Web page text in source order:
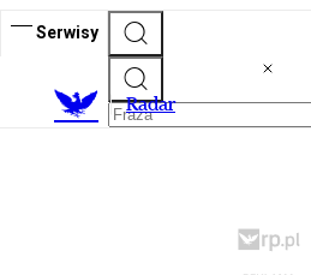
Serwisy
Radar